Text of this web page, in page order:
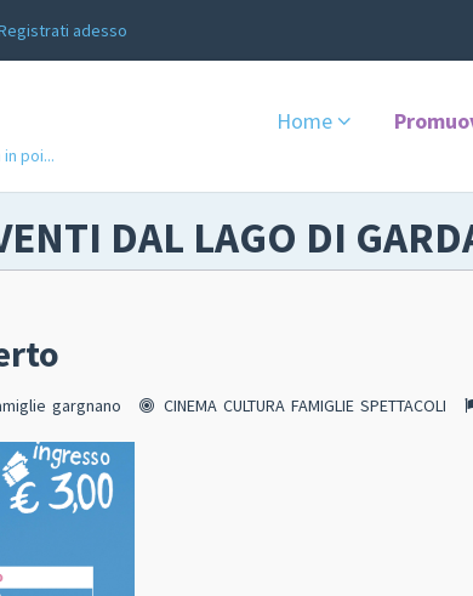
adesso
poi...
Home
DAL LAGO DI
gargnano CINEMA CULTURA FAMIGLIE SPETTACOLI